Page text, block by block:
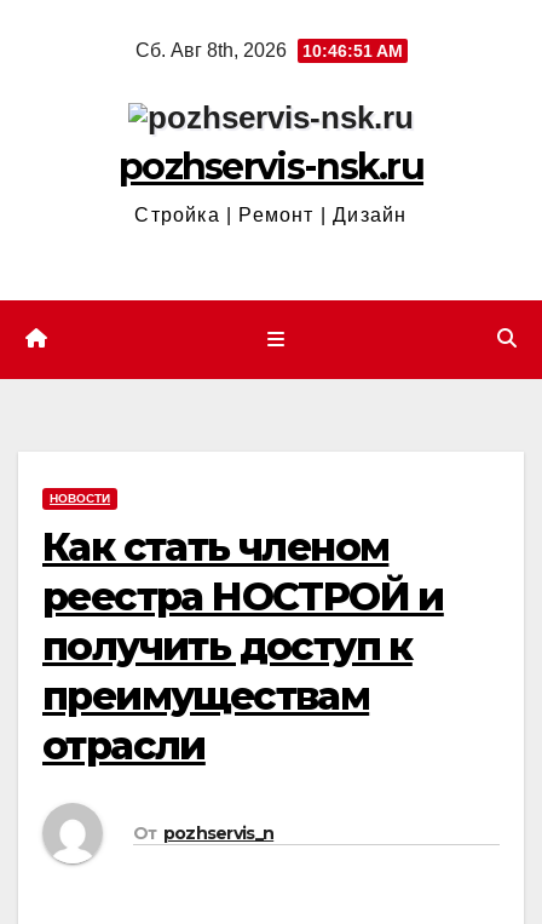
Сб. Авг 8th, 2026 10:46:52 AM
pozhservis-nsk.ru
Стройка | Ремонт | Дизайн
НОВОСТИ
Как стать членом
реестра НОСТРОЙ и
получить доступ к
преимуществам
отрасли
От pozhservis_n